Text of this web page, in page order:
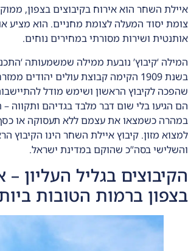
צומת יסוד המעלה לצומת מחניים. הוא מציע
אותנטית ושירות מסורתי במחירים נוחים.
המילה ‘קיבוץ’ נובעת ממילה שמשמעותה
בשנת 1909 הקימה קבוצת עולים יהודים
שהפכה לקיבוץ הראשון ושימש מודל
הם הגיעו בלי שום דבר מלבד בגדיהם ותקווה
במהרה כשמצאו את עצמם ללא תעסוקה או
למצוא מזון. קיבוץ איילת השחר הינו הקיבוץ
והשלישי בסה”כ שהוקם במדינת ישראל.
הקיבוצים בגליל העליון –
בצפון ברמות הטובות